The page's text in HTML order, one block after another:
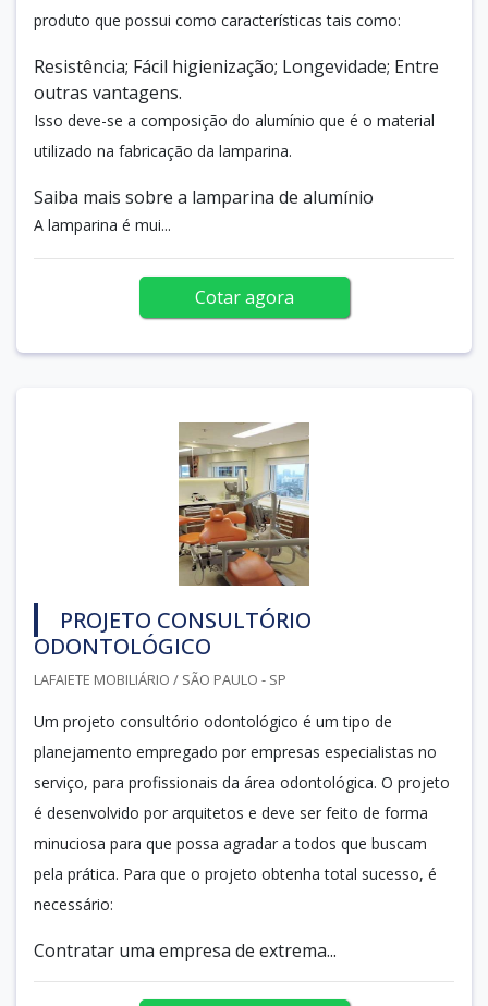
produto que possui como características tais como:
Resistência; Fácil higienização; Longevidade; Entre
outras vantagens.
Isso deve-se a composição do alumínio que é o material
utilizado na fabricação da lamparina.
Saiba mais sobre a lamparina de alumínio
A lamparina é mui...
Cotar agora
PROJETO CONSULTÓRIO
ODONTOLÓGICO
LAFAIETE MOBILIÁRIO / SÃO PAULO - SP
Um projeto consultório odontológico é um tipo de
planejamento empregado por empresas especialistas no
serviço, para profissionais da área odontológica. O projeto
é desenvolvido por arquitetos e deve ser feito de forma
minuciosa para que possa agradar a todos que buscam
pela prática. Para que o projeto obtenha total sucesso, é
necessário:
Contratar uma empresa de extrema...